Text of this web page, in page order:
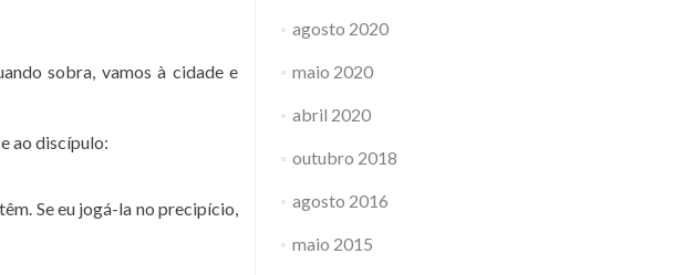
sobra, vamos à cidade e
ao discípulo:
Se eu jogá-la no precipício,
agosto 2020
maio 2020
abril 2020
outubro 2018
agosto 2016
maio 2015